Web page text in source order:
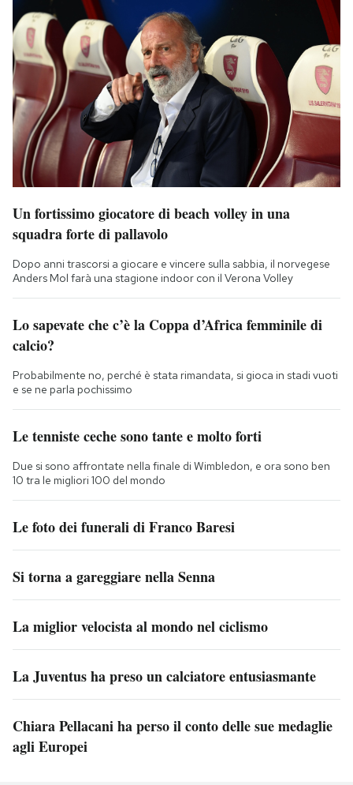
Un fortissimo giocatore di beach volley in una
squadra forte di pallavolo
Dopo anni trascorsi a giocare e vincere sulla sabbia, il norvegese
Anders Mol farà una stagione indoor con il Verona Volley
Lo sapevate che c’è la Coppa d’Africa femminile di
calcio?
Probabilmente no, perché è stata rimandata, si gioca in stadi vuoti
e se ne parla pochissimo
Le tenniste ceche sono tante e molto forti
Due si sono affrontate nella finale di Wimbledon, e ora sono ben
10 tra le migliori 100 del mondo
Le foto dei funerali di Franco Baresi
Si torna a gareggiare nella Senna
La miglior velocista al mondo nel ciclismo
La Juventus ha preso un calciatore entusiasmante
Chiara Pellacani ha perso il conto delle sue medaglie
agli Europei